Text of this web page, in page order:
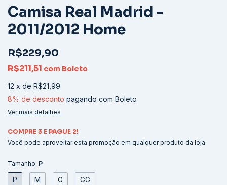
Camisa Real Madrid -
2011/2012 Home
R$229,90
R$211,51 com Boleto
12 x de R$21,99
8% de desconto pagando com Boleto
Ver mais detalhes
COMPRE 3 E PAGUE 2!
Você pode aproveitar esta promoção em qualquer produto da loja.
Tamanho: P
P M G GG